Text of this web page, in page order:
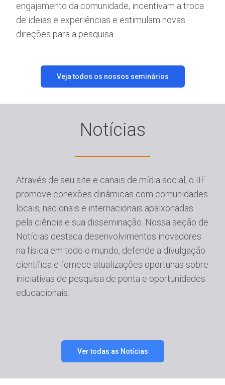
engajamento da comunidade, incentivam a troca
de ideias e experiências e estimulam novas
direções para a pesquisa.
Veja todos os nossos seminários
Notícias
Através de seu site e canais de mídia social, o IIF
promove conexões dinâmicas com comunidades
locais, nacionais e internacionais apaixonadas
pela ciência e sua disseminação. Nossa seção de
Notícias destaca desenvolvimentos inovadores
na física em todo o mundo, defende a divulgação
científica e fornece atualizações oportunas sobre
iniciativas de pesquisa de ponta e oportunidades
educacionais.
Ver todas as Notícias